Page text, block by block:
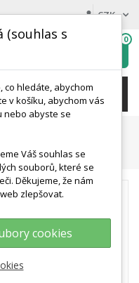
CZK
wishlist
0
VET2550
(souhlas s
co hledáte, abychom
v košíku, abychom vás
nebo abyste se
Váš souhlas se
souborů, které se
Děkujeme, že nám
zlepšovat.
cookies